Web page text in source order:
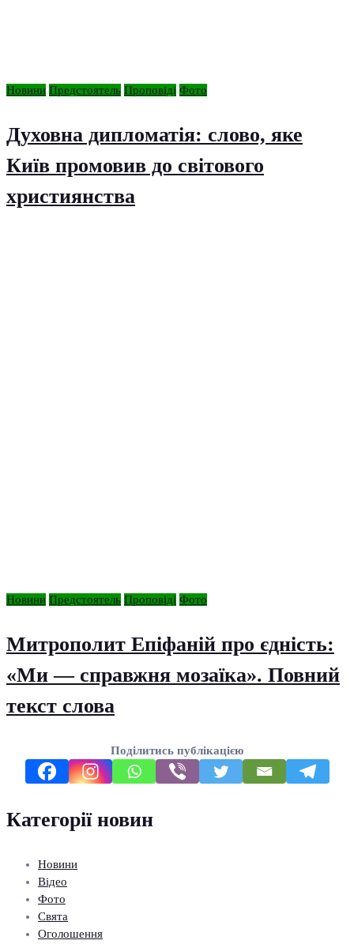
Новини Предстоятель Проповіді Фото
Духовна дипломатія: слово, яке
Київ промовив до світового
християнства
Новини Предстоятель Проповіді Фото
Митрополит Епіфаній про єдність:
«Ми — справжня мозаїка». Повний
текст слова
Поділитись публікацією
Категорії новин
Новини
Відео
Фото
Свята
Оголошення